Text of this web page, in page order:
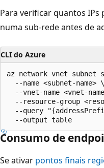
Para verificar quantos IPs
numa sub-rede antes de
CLI do Azure
az network vnet subnet
  --name <subnet-name> \
--vnet-name <vnet-
--resource-group
--query
Consumo de
Se ativar pontos finais